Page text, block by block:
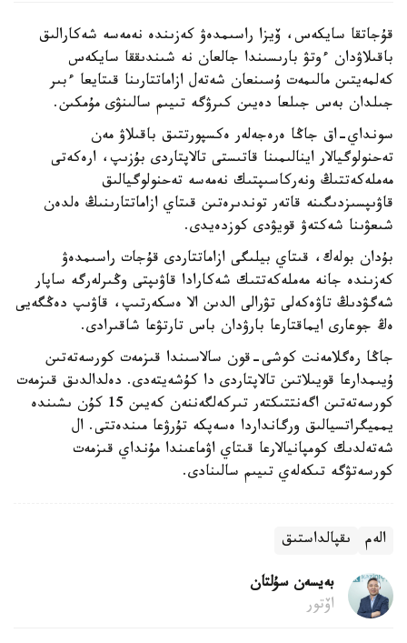
قۇجاتقا سايكەس، ۆيزا راسىمدەۋ كەزىندە نەمەسە شەكارالىق
باقىلاۋدان ءوتۋ بارىسىندا جالعان نە شىندىققا سايكەس
كەلمەيتىن مالىمەت ۇسىنعان شەتەل ازاماتتارىنا قىتايعا ءبىر
جىلدان بەس جىلعا دەيىن كىرۋگە تىيىم سالىنۋى مۇمكىن.
سونداي-اق جاڭا ەرەجەلەر ەكسپورتتىق باقىلاۋ مەن
تەحنولوگيالار اينالىمىنا قاتىستى تالاپتاردى بۇزىپ، ارەكەتى
مەملەكەتتىڭ ونەركاسىپتىك نەمەسە تەحنولوگيالىق
قاۋىپسىزدىگىنە قاتەر توندىرەتىن قىتاي ازاماتتارىنىڭ ەلدەن
شىعۋىنا شەكتەۋ قويۋدى كوزدەيدى.
بۇدان بولەك، قىتاي بيلىگى ازاماتتاردى قۇجات راسىمدەۋ
كەزىندە جانە مەملەكەتتىك شەكارادا قاۋىپتى وڭىرلەرگە ساپار
شەگۋدىڭ تاۋەكەلى تۋرالى الدىن الا ەسكەرتىپ، قاۋىپ دەڭگەيى
ەڭ جوعارى ايماقتارعا بارۋدان باس تارتۋعا شاقىرادى.
جاڭا رەگلامەنت كوشى-قون سالاسىندا قىزمەت كورسەتەتىن
ۇيىمدارعا قويىلاتىن تالاپتاردى دا كۇشەيتەدى. دەلدالدىق قىزمەت
كورسەتەتىن اگەنتتىكتەر تىركەلگەننەن كەيىن 15 كۇن ىشىندە
يمميگراتسيالىق ورگانداردا ەسەپكە تۇرۋعا مىندەتتى. ال
شەتەلدىك كومپانيالارعا قىتاي اۋماعىندا مۇنداي قىزمەت
كورسەتۋگە تىكەلەي تىيىم سالىنادى.
الەم ىقپالداستىق
بەيسەن سۇلتان
اۆتور